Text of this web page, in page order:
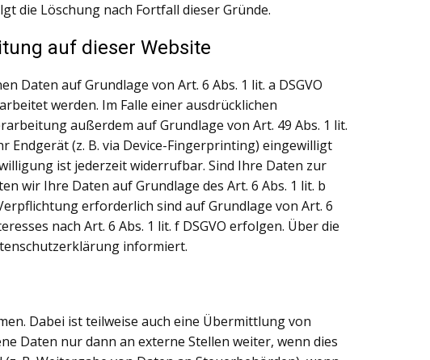
die Löschung nach Fortfall dieser Gründe.
auf dieser Website
auf Grundlage von Art. 6 Abs. 1 lit. a DSGVO
werden. Im Falle einer ausdrücklichen
außerdem auf Grundlage von Art. 49 Abs. 1 lit.
Endgerät (z. B. via Device-Fingerprinting) eingewilligt
ist jederzeit widerrufbar. Sind Ihre Daten zur
Ihre Daten auf Grundlage des Art. 6 Abs. 1 lit. b
erforderlich sind auf Grundlage von Art. 6
nach Art. 6 Abs. 1 lit. f DSGVO erfolgen. Über die
informiert.
Dabei ist teilweise auch eine Übermittlung von
Daten nur dann an externe Stellen weiter, wenn dies